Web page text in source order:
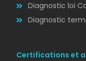
Diagnostic loi
Diagnostic
Certifications et